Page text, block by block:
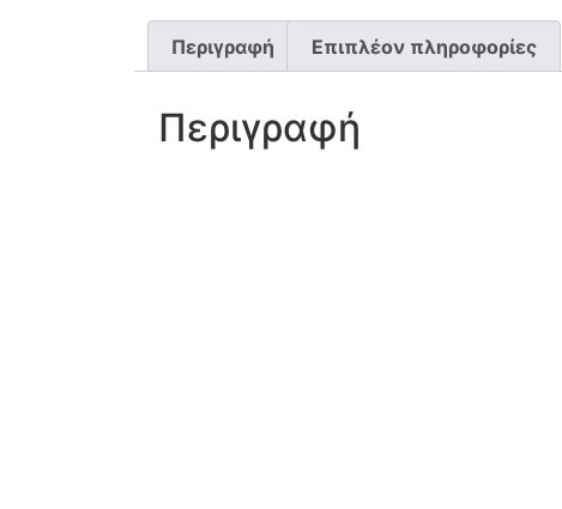
Περιγραφή Επιπλέον πληροφορίες
Περιγραφή